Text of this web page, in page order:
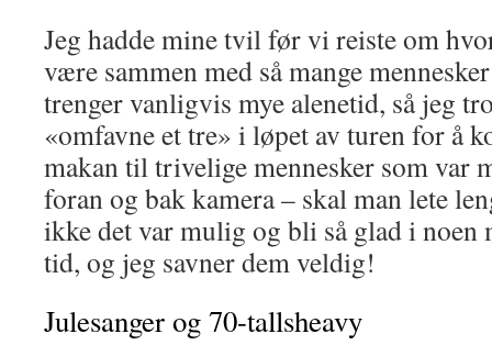
Jeg hadde mine tvil før vi reiste om
være sammen med så mange
trenger vanligvis mye alenetid, så jeg
«omfavne et tre» i løpet av turen for å
makan til trivelige mennesker som var
foran og bak kamera – skal man lete
ikke det var mulig og bli så glad i noen
tid, og jeg savner dem veldig!
Julesanger og 70-tallsheavy